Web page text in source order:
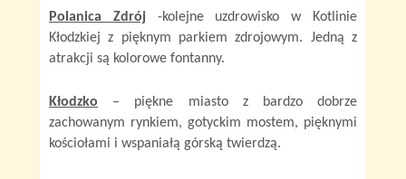
Polanica Zdrój-kolejne uzdrowisko w Kotlinie
Kłodzkiej z pięknym parkiem zdrojowym. Jedną z
atrakcji są kolorowe fontanny.
Kłodzko – piękne miasto z bardzo dobrze
zachowanym rynkiem, gotyckim mostem, pięknymi
kościołami i wspaniałą górską twierdzą.